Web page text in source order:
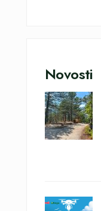
Novosti